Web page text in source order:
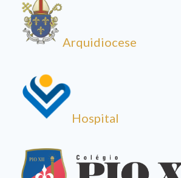
Arquidiocese
Hospital